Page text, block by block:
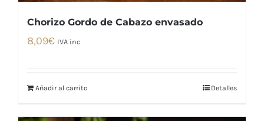
Chorizo Gordo de Cabazo envasado
8,09€ IVA inc
Añadir al carrito Detalles